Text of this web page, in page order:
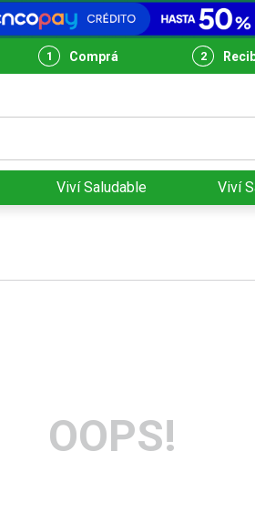
Comprá
Viví Saludable Viví
OOPS!